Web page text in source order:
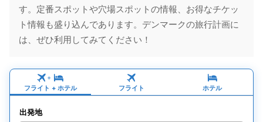
す。定番スポットや穴場スポットの情報、お得なチケッ
ト情報も盛り込んであります。デンマークの旅行計画に
は、ぜひ利用してみてください！
+
フライト + ホテル フライト ホテル
出発地